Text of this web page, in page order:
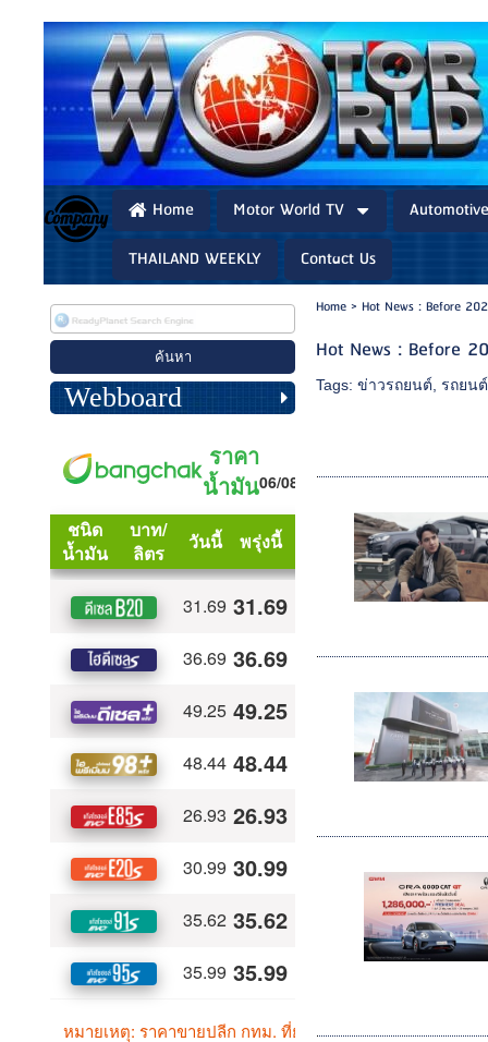
Home Motor World TV
THAILAND WEEKLY
Contact Us
Webboard
Home> Hot News : Before
Hot News : Before
Tags:ข่าวรถยนต์ ,รถยนต์